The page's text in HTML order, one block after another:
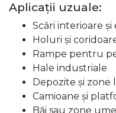
Aplicații uzuale:
Scări interioare și
Holuri și
Rampe pentru
Hale industriale
Depozite și zone
Camioane și
Băi sau zone